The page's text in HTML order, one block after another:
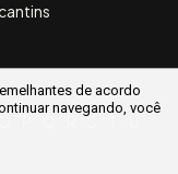
de acordo
navegando, você
S